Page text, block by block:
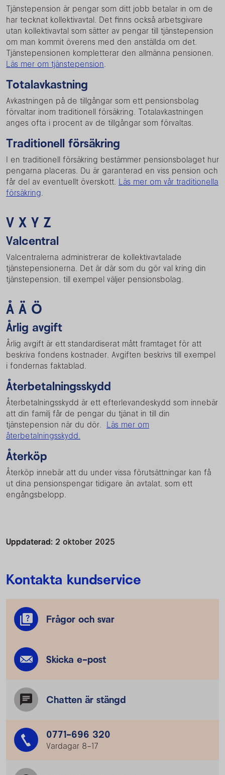
Tjänstepension är pengar som ditt jobb betalar in om de
har tecknat kollektivavtal. Det finns också arbetsgivare
utan kollektivavtal som sätter av pengar till tjänstepension
om man kommit överens med den anställda om det.
Tjänstepensionen kompletterar den allmänna pensionen.
Läs mer om tjänstepension.
Totalavkastning
Avkastningen på de tillgångar som ett pensionsbolag
förvaltar inom traditionell försäkring. Totalavkastningen
anges ofta i procent av de tillgångar som förvaltas.
Traditionell försäkring
I en traditionell försäkring bestämmer pensionsbolaget hur
pengarna placeras. Du är garanterad en viss pension och
får del av eventuellt överskott. Läs mer om vår traditionella
försäkring.
V X Y Z
Valcentral
Valcentralerna administrerar de kollektivavtalade
tjänstepensionerna. Det är där som du gör val kring din
tjänstepension, till exempel väljer pensionsbolag.
Å Ä Ö
Årlig avgift
Årlig avgift är ett standardiserat mått framtaget för att
beskriva fondens kostnader. Avgiften beskrivs till exempel
i fondernas faktablad.
Återbetalningsskydd
Återbetalningsskydd är ett efterlevandeskydd som innebär
att din familj får de pengar du tjänat in till din
tjänstepension när du dör. Läs mer om
återbetalningsskydd.
Återköp
Återköp innebär att du under vissa förutsättningar kan få
ut dina pensionspengar tidigare än avtalat, som ett
engångsbelopp.
Uppdaterad: 2 oktober 2025
Kontakta kundservice
Frågor och svar
Skicka e-post
Chatten är stängd
0771-696 320
Vardagar 8–17